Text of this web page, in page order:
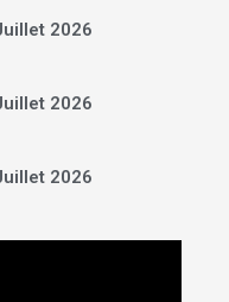
2026
2026
2026